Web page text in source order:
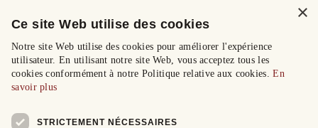
×
Ce site Web utilise des cookies
Notre site Web utilise des cookies pour améliorer l'expérience
utilisateur. En utilisant notre site Web, vous acceptez tous les
cookies conformément à notre Politique relative aux cookies.En
savoir plus
STRICTEMENT NÉCESSAIRES